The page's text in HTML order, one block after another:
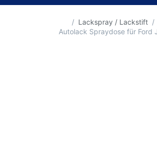
Startseite
Lackspray / Lackstift
Autolack Spraydose für